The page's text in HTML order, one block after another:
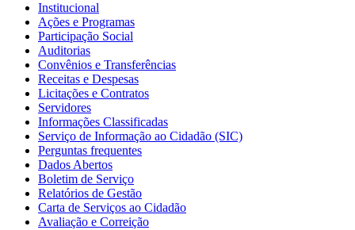
Institucional
Ações e Programas
Participação Social
Auditorias
Convênios e Transferências
Receitas e Despesas
Licitações e Contratos
Servidores
Informações Classificadas
Serviço de Informação ao Cidadão (SIC)
Perguntas frequentes
Dados Abertos
Boletim de Serviço
Relatórios de Gestão
Carta de Serviços ao Cidadão
Avaliação e Correição